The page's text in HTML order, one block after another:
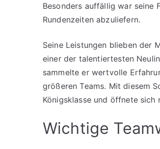
Besonders auffällig war seine
Rundenzeiten abzuliefern.
Seine Leistungen blieben der
einer der talentiertesten
sammelte er wertvolle
größeren Teams. Mit diesem
Königsklasse und öffnete sich
Wichtige